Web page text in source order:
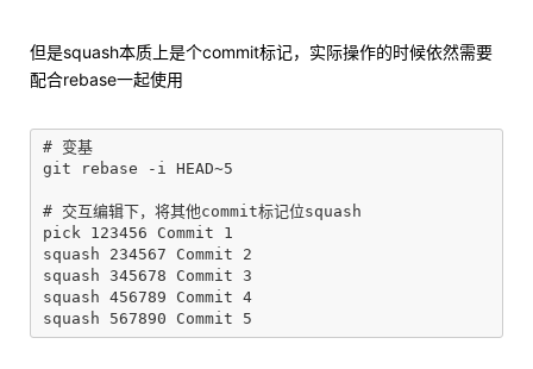
但是squash本质上是个commit标记，实际操作的时候依然需要
配合rebase一起使用
# 变基
git rebase -i HEAD~5
# 交互编辑下，将其他commit标记位squash
pick 123456 Commit 1
squash 234567 Commit 2
squash 345678 Commit 3
squash 456789 Commit 4